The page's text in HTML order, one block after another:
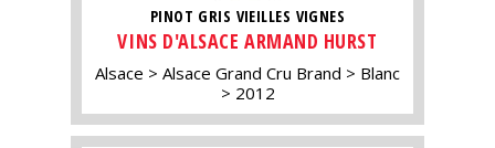
PINOT GRIS VIEILLES VIGNES
VINS D'ALSACE ARMAND HURST
Alsace Alsace Grand Cru Brand
Blanc
2012